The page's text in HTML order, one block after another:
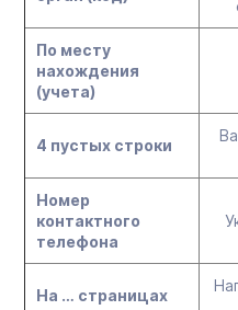
По месту
нахождения
(учета)
4 пустых строки
Номер
контактного
телефона
На … страницах